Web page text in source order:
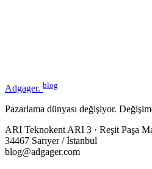
Adgager. blog
Pazarlama dünyası değişiyor.
ARI Teknokent ARI 3 · Reşit Paşa
34467 Sarıyer / İstanbul
blog@adgager.com